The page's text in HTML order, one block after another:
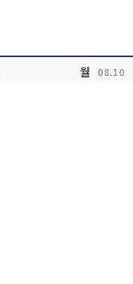
월 08.10